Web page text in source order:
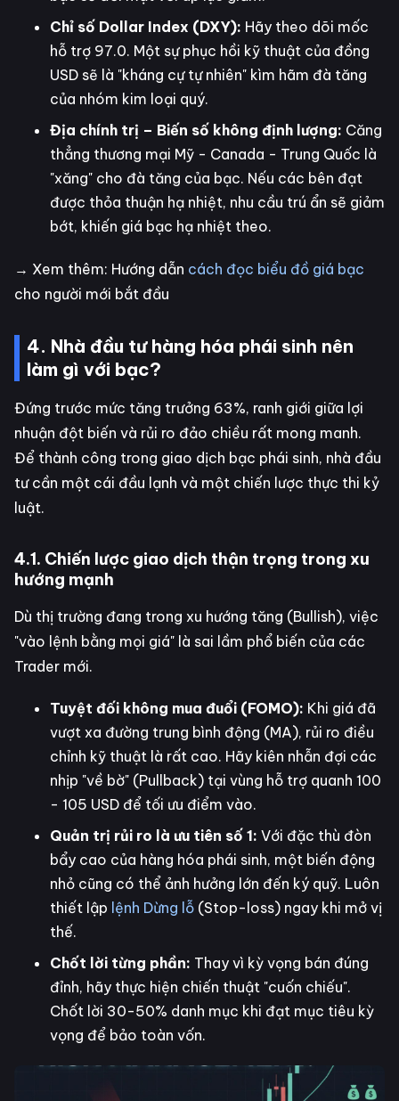
Chỉ số Dollar Index (DXY): Hãy theo dõi mốc
hỗ trợ 97.0. Một sự phục hồi kỹ thuật của đồng
USD sẽ là "kháng cự tự nhiên" kìm hãm đà tăng
của nhóm kim loại quý.
Địa chính trị – Biến số không định lượng: Căng
thẳng thương mại Mỹ - Canada - Trung Quốc là
"xăng" cho đà tăng của bạc. Nếu các bên đạt
được thỏa thuận hạ nhiệt, nhu cầu trú ẩn sẽ giảm
bớt, khiến giá bạc hạ nhiệt theo.
→ Xem thêm: Hướng dẫn cách đọc biểu đồ giá bạc
cho người mới bắt đầu
4. Nhà đầu tư hàng hóa phái sinh nên
làm gì với bạc?
Đứng trước mức tăng trưởng 63%, ranh giới giữa lợi
nhuận đột biến và rủi ro đảo chiều rất mong manh.
Để thành công trong giao dịch bạc phái sinh, nhà đầu
tư cần một cái đầu lạnh và một chiến lược thực thi kỷ
luật.
4.1. Chiến lược giao dịch thận trọng trong xu
hướng mạnh
Dù thị trường đang trong xu hướng tăng (Bullish), việc
"vào lệnh bằng mọi giá" là sai lầm phổ biến của các
Trader mới.
Tuyệt đối không mua đuổi (FOMO): Khi giá đã
vượt xa đường trung bình động (MA), rủi ro điều
chỉnh kỹ thuật là rất cao. Hãy kiên nhẫn đợi các
nhịp "về bờ" (Pullback) tại vùng hỗ trợ quanh 100
- 105 USD để tối ưu điểm vào.
Quản trị rủi ro là ưu tiên số 1: Với đặc thù đòn
bẩy cao của hàng hóa phái sinh, một biến động
nhỏ cũng có thể ảnh hưởng lớn đến ký quỹ. Luôn
thiết lập lệnh Dừng lỗ (Stop-loss) ngay khi mở vị
thế.
Chốt lời từng phần: Thay vì kỳ vọng bán đúng
đỉnh, hãy thực hiện chiến thuật "cuốn chiếu".
Chốt lời 30-50% danh mục khi đạt mục tiêu kỳ
vọng để bảo toàn vốn.